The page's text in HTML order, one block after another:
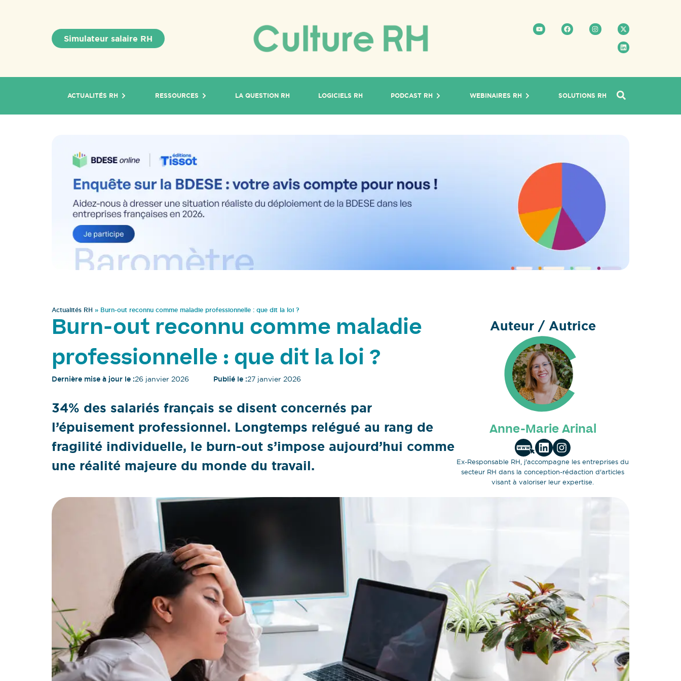
Simulateur salaire RH
ACTUALITÉS RH RESSOURCES LA QUESTION RH LOGICIELS RH PODCAST RH WEBINAIRES RH SOLUTIONS RH
Actualités RH » Burn-out reconnu comme maladie professionnelle : que dit la loi ?
Burn-out reconnu comme maladie
professionnelle : que dit la loi ?
Dernière mise à jour le :26 janvier 2026 Publié le :27 janvier 2026
34% des salariés français se disent concernés par
l’épuisement professionnel. Longtemps relégué au rang de
fragilité individuelle, le burn-out s’impose aujourd’hui comme
une réalité majeure du monde du travail.
Auteur / Autrice
Anne-Marie Arinal
Ex-Responsable RH, j'accompagne les entreprises du
secteur RH dans la conception-rédaction d'articles
visant à valoriser leur expertise.